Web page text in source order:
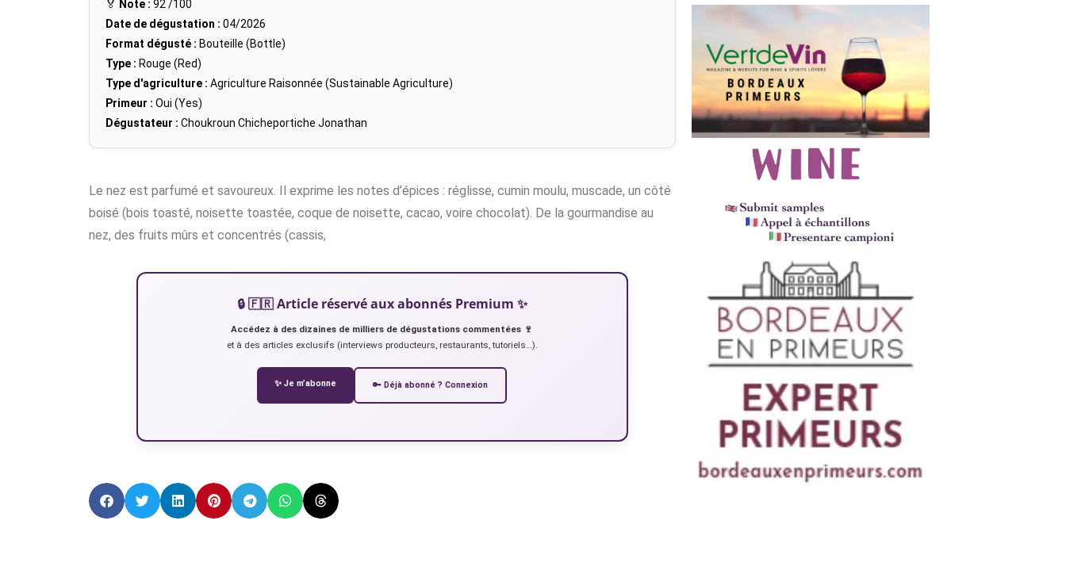
🏅 Note : 92/100
Date de dégustation : 04/2026
Format dégusté : Bouteille (Bottle)
Type : Rouge (Red)
Type d'agriculture : Agriculture Raisonnée (Sustainable Agriculture)
Primeur : Oui (Yes)
Dégustateur : Choukroun Chicheportiche Jonathan
Le nez est parfumé et savoureux. Il exprime les notes d’épices : réglisse, cumin moulu, muscade, un côté
boisé (bois toasté, noisette toastée, coque de noisette, cacao, voire chocolat). De la gourmandise au
nez, des fruits mûrs et concentrés (cassis,
🔒 🇫🇷 Article réservé aux abonnés Premium ✨
Accédez à des dizaines de milliers de dégustations commentées 🍷
et à des articles exclusifs (interviews producteurs, restaurants, tutoriels…).
✨ Je m’abonne 🔑 Déjà abonné ? Connexion